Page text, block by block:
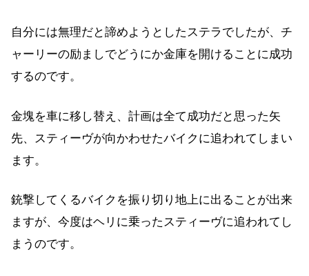
自分には無理だと諦めようとしたステラでしたが、チ
ャーリーの励ましでどうにか金庫を開けることに成功
するのです。
金塊を車に移し替え、計画は全て成功だと思った矢
先、スティーヴが向かわせたバイクに追われてしまい
ます。
銃撃してくるバイクを振り切り地上に出ることが出来
ますが、今度はヘリに乗ったスティーヴに追われてし
まうのです。